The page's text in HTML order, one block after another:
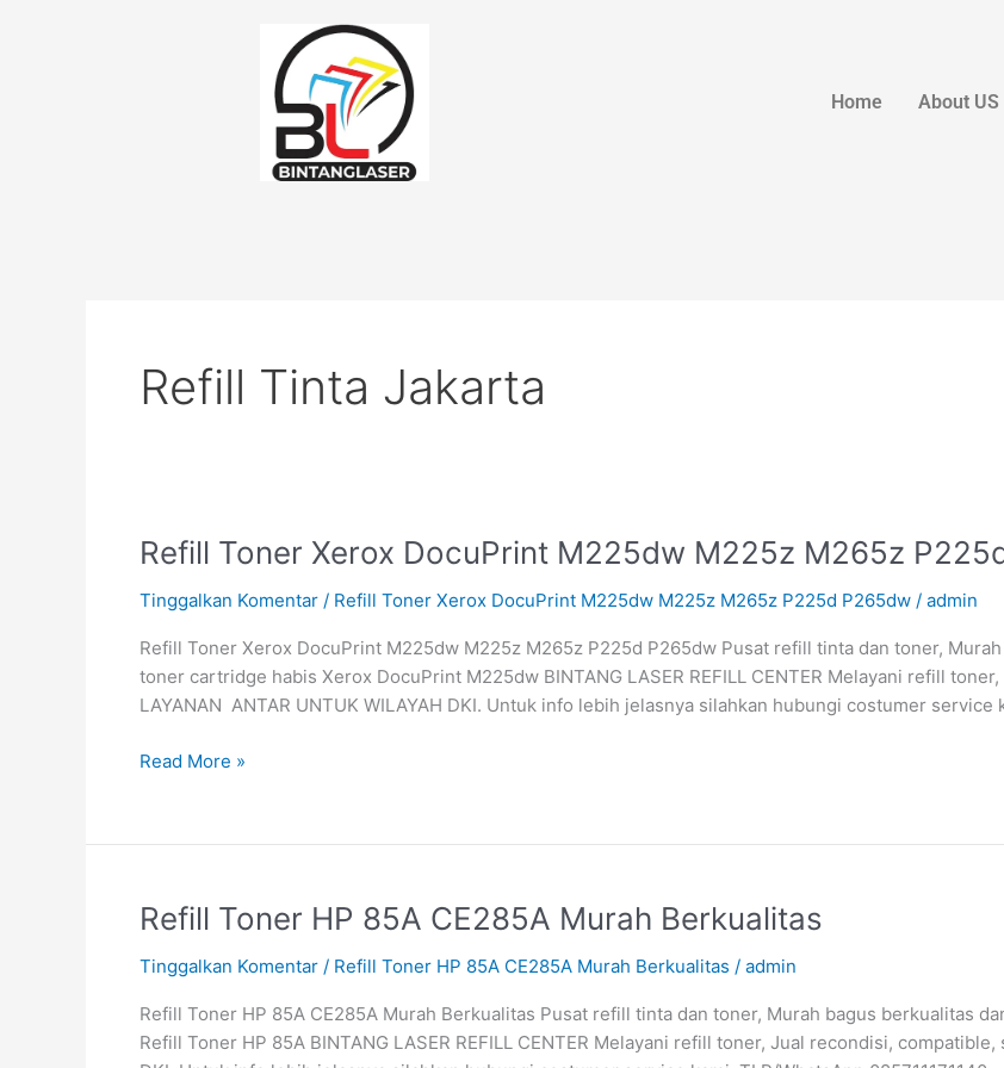
Home
About US
Refill Tinta Jakarta
Refill Toner Xerox DocuPrint M225dw M225z M265z
Tinggalkan Komentar / Refill Toner Xerox DocuPrint M225dw M225z M265z P225d P265dw / admin
Refill Toner Xerox DocuPrint M225dw M225z M265z P225d P265dw Pusat refill tinta dan toner,
toner cartridge habis Xerox DocuPrint M225dw BINTANG LASER REFILL CENTER Melayani refill
LAYANAN ANTAR UNTUK WILAYAH DKI. Untuk info lebih jelasnya silahkan hubungi costumer service
Refill
Xerox
M225dw
M225z
M265z
P265dw
Read More »
Refill Toner HP 85A CE285A Murah Berkualitas
Tinggalkan Komentar / Refill Toner HP 85A CE285A Murah Berkualitas / admin
Refill Toner HP 85A CE285A Murah Berkualitas Pusat refill tinta dan toner, Murah bagus berkualitas
Refill Toner HP 85A BINTANG LASER REFILL CENTER Melayani refill toner, Jual recondisi,
Refill
HP
CE285A
Murah